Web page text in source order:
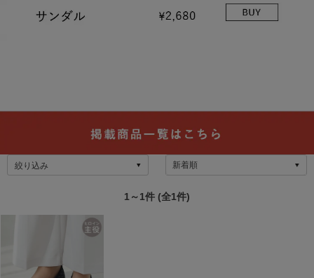
絞り込み
1～1件 (全1件)